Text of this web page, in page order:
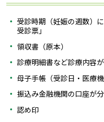
受診時期（妊娠の週数）
受診票」
領収書（原本）
診療明細書など診療内容
母子手帳（受診日・医療
振込み金融機関の口座が
認め印